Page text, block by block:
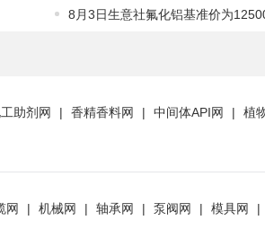
生意社：补库不佳 节后
生意社：成本下降需求
8月3日生意社氟化铝基准价为
助剂网 | 香精香料网 | 中间体API网 | 植
网 | 机械网 | 轴承网 | 泵阀网 | 模具网 |